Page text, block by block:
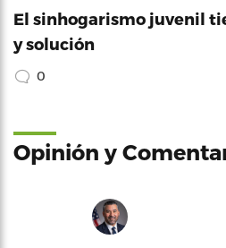
El sinhogarismo juvenil
y solución
0
Opinión y